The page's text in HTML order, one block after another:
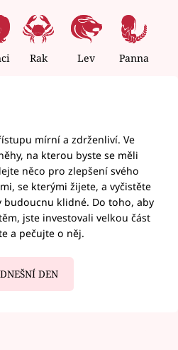
Rak Lev Panna
mírní a zdrženliví. Ve
na kterou byste se měli
něco pro zlepšení svého
se kterými žijete, a vyčistěte
budoucnu klidné. Do toho, aby
jste investovali velkou část
a pečujte o něj.
DEN